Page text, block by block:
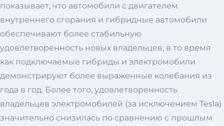
показывает, что автомобили с двигателем
внутреннего сгорания и гибридные автомобили
обеспечивают более стабильную
удовлетворенность новых владельцев, в то время
как подключаемые гибриды и электромобили
демонстрируют более выраженные колебания из
года в год. Более того, удовлетворенность
владельцев электромобилей (за исключением Tesla)
значительно снизилась по сравнению с прошлым